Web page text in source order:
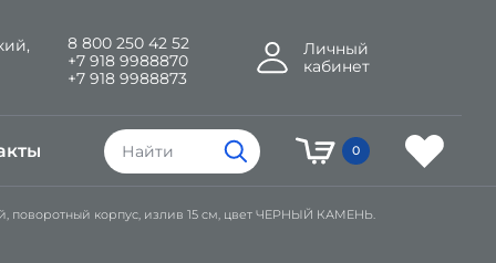
8 800 250 42 52
+7 918 9988870
+7 918 9988873
Личный
кабинет
0
поворотный корпус, излив 15 см, цвет ЧЕРНЫЙ КАМЕНЬ.